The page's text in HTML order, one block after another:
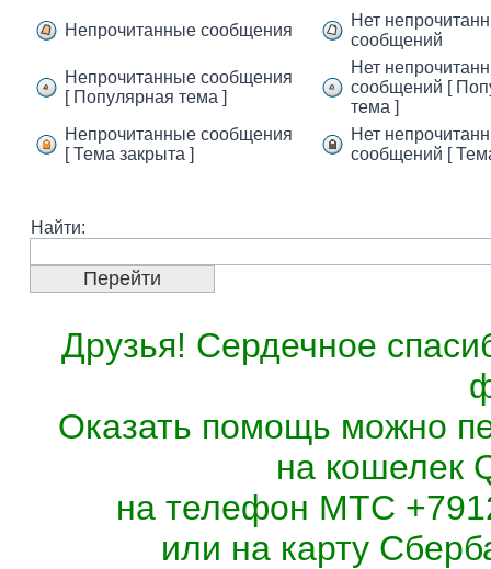
Непрочитанные сообщения
Нет
сообщений
Непрочитанные сообщения
[ Популярная тема ]
Нет
сообщений [
тема ]
Непрочитанные сообщения
[ Тема закрыта ]
Нет
сообщений [
Найти:
Друзья! Сердечное
Оказать помощь можно
на кошелек
на телефон МТС
или на карту